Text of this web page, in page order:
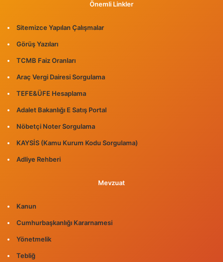
Önemli Linkler
Sitemizce Yapılan Çalışmalar
Görüş Yazıları
TCMB Faiz Oranları
Araç Vergi Dairesi Sorgulama
TEFE&ÜFE Hesaplama
Adalet Bakanlığı E Satış Portal
Nöbetçi Noter Sorgulama
KAYSİS (Kamu Kurum Kodu Sorgulama)
Adliye Rehberi
Mevzuat
Kanun
Cumhurbaşkanlığı Kararnamesi
Yönetmelik
Tebliğ